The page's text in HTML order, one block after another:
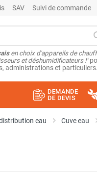
SAV Suivi de commande
en choix d'appareils de
et déshumidificateurs !"
administrations et particuliers.
DEMANDE
DE DEVIS
eau Cuve eau